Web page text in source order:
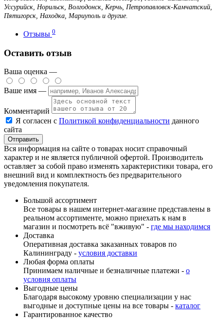
Уссурийск, Норильск, Волгодонск, Керчь, Петропавловск-Камчатский,
Пятигорск, Находка, Мариуполь и другие.
Отзывы 0
Оставить отзыв
Ваша оценка —
Ваше имя —
Комментарий
Я согласен с Политикой конфиденциальности данного
сайта
Вся информация на сайте о товарах носит справочный
характер и не является публичной офертой. Производитель
оставляет за собой право изменять характеристики товара, его
внешний вид и комплектность без предварительного
уведомления покупателя.
Большой ассортимент
Все товары в нашем интернет-магазине представлены в
реальном ассортименте, можно приехать к нам в
магазин и посмотреть всё "вживую" - где мы находимся
Доставка
Оперативная доставка заказанных товаров по
Калининграду - условия доставки
Любая форма оплаты
Принимаем наличные и безналичные платежи - о
условия оплаты
Выгодные цены
Благодаря высокому уровню специализации у нас
выгодные и доступные цены на все товары - каталог
Гарантированное качество